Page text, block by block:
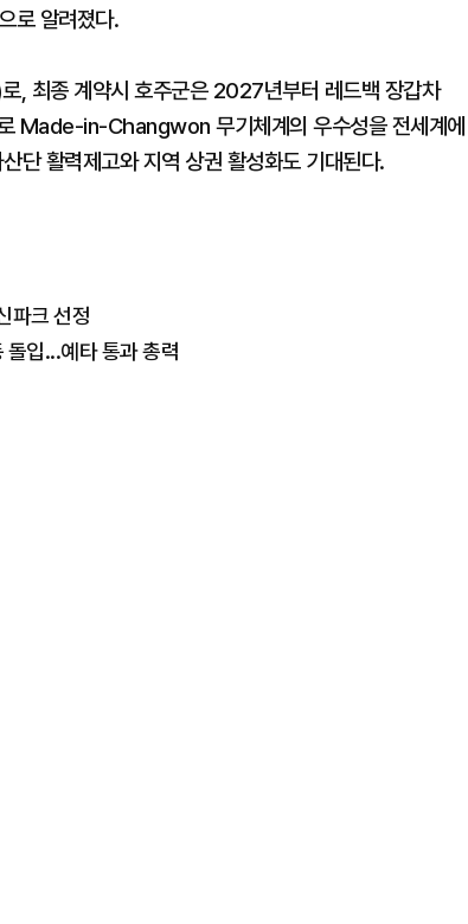
로 알려졌다.
최종 계약시 호주군은 2027년부터 레드백 장갑차
Made-in-Changwon 무기체계의 우수성을 전세계에
단 활력제고와 지역 상권 활성화도 기대된다.
파크 선정
입...예타 통과 총력